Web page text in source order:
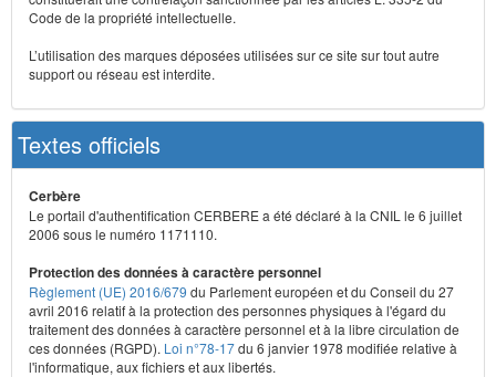
Code de la propriété intellectuelle.
L’utilisation des marques déposées utilisées sur ce site sur tout autre
support ou réseau est interdite.
Textes officiels
Cerbère
Le portail d'authentification CERBERE a été déclaré à la CNIL le 6 juillet
2006 sous le numéro 1171110.
Protection des données à caractère personnel
Règlement (UE) 2016/679 du Parlement européen et du Conseil du 27
avril 2016 relatif à la protection des personnes physiques à l'égard du
traitement des données à caractère personnel et à la libre circulation de
ces données (RGPD). Loi n°78-17du 6 janvier 1978 modifiée relative à
l'informatique, aux fichiers et aux libertés.